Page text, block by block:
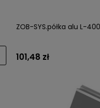
ZOB-SYS.półka alu L-
101,48 zł